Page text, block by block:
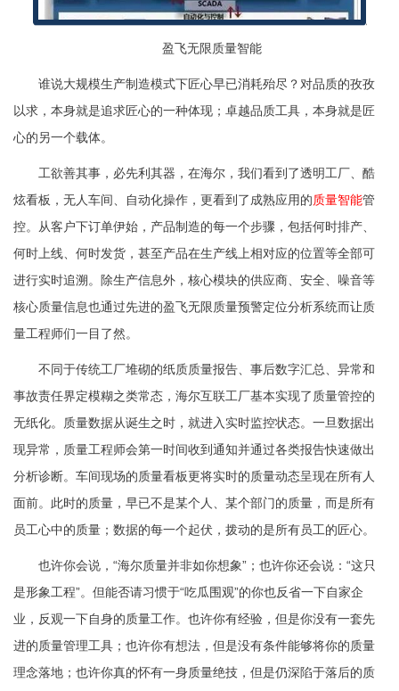
盈飞无限质量智能
谁说大规模生产制造模式下匠心早已消耗殆尽？对品质的孜孜
以求，本身就是追求匠心的一种体现；卓越品质工具，本身就是匠
心的另一个载体。
工欲善其事，必先利其器，在海尔，我们看到了透明工厂、酷
炫看板，无人车间、自动化操作，更看到了成熟应用的质量智能管
控。从客户下订单伊始，产品制造的每一个步骤，包括何时排产、
何时上线、何时发货，甚至产品在生产线上相对应的位置等全部可
进行实时追溯。除生产信息外，核心模块的供应商、安全、噪音等
核心质量信息也通过先进的盈飞无限质量预警定位分析系统而让质
量工程师们一目了然。
不同于传统工厂堆砌的纸质质量报告、事后数字汇总、异常和
事故责任界定模糊之类常态，海尔互联工厂基本实现了质量管控的
无纸化。质量数据从诞生之时，就进入实时监控状态。一旦数据出
现异常，质量工程师会第一时间收到通知并通过各类报告快速做出
分析诊断。车间现场的质量看板更将实时的质量动态呈现在所有人
面前。此时的质量，早已不是某个人、某个部门的质量，而是所有
员工心中的质量；数据的每一个起伏，拨动的是所有员工的匠心。
也许你会说，“海尔质量并非如你想象”；也许你还会说：“这只
是形象工程”。但能否请习惯于“吃瓜围观”的你也反省一下自家企
业，反观一下自身的质量工作。也许你有经验，但是你没有一套先
进的质量管理工具；也许你有想法，但是没有条件能够将你的质量
理念落地；也许你真的怀有一身质量绝技，但是仍深陷于落后的质